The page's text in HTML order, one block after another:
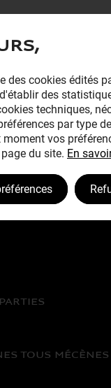
TOUS MÉCÈNES
des cookies édités
des
techniques,
par type
vos
du site. En